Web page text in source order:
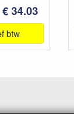
€ 34.03
btw